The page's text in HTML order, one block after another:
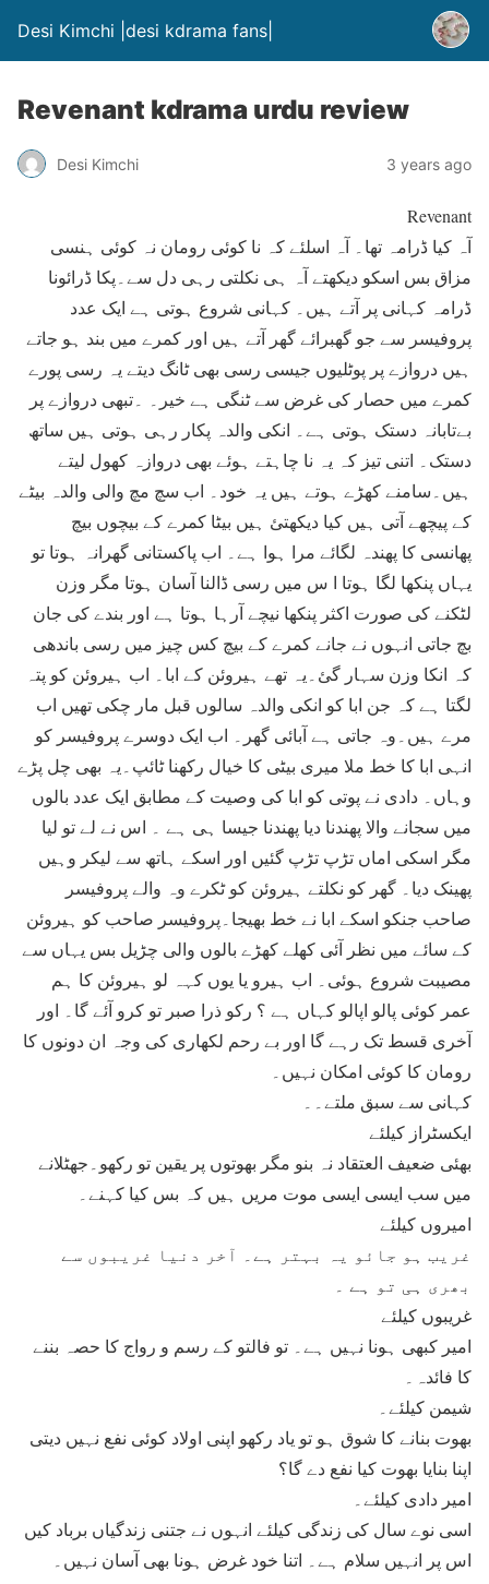
Desi Kimchi |desi kdrama fans|
Revenant kdrama urdu review
Desi Kimchi 3 years ago
Revenant
آہ کیا ڈرامہ تھا۔ آہ اسلئے کہ نا کوئی رومان نہ کوئی ہنسی
مزاق بس اسکو دیکھتے آہ ہی نکلتی رہی دل سے۔پکا ڈرائونا
ڈرامہ کہانی پر آتے ہیں۔ کہانی شروع ہوتی ہے ایک عدد
پروفیسر سے جو گھبرائے گھر آتے ہیں اور کمرے میں بند ہو جاتے
ہیں دروازے پر پوٹلیوں جیسی رسی بھی ٹانگ دیتے یہ رسی پورے
کمرے میں حصار کی غرض سے ٹنگی ہے خیر۔ ۔تبھی دروازے پر
بےتابانہ دستک ہوتی ہے۔ انکی والدہ پکار رہی ہوتی ہیں ساتھ
دستک۔ اتنی تیز کہ یہ نا چاہتے ہوئے بھی دروازہ کھول لیتے
ہیں۔سامنے کھڑے ہوتے ہیں یہ خود۔ اب سچ مچ والی والدہ بیٹے
کے پیچھے آتی ہیں کیا دیکھتئ ہیں بیٹا کمرے کے بیچوں بیچ
پھانسی کا پھندہ لگائے مرا ہوا ہے۔ اب پاکستانی گھرانہ ہوتا تو
یہاں پنکھا لگا ہوتا ا س میں رسی ڈالنا آسان ہوتا مگر وزن
لٹکنے کی صورت اکثر پنکھا نیچے آرہا ہوتا ہے اور بندے کی جان
بچ جاتی انہوں نے جانے کمرے کے بیچ کس چیز میں رسی باندھی
کہ انکا وزن سہار گئ۔یہ تھے ہیروئن کے ابا۔ اب ہیروئن کو پتہ
لگتا ہے کہ جن ابا کو انکی والدہ سالوں قبل مار چکی تھیں اب
مرے ہیں۔وہ جاتی ہے آبائی گھر۔ اب ایک دوسرے پروفیسر کو
انہی ابا کا خط ملا میری بیٹی کا خیال رکھنا ٹائپ۔یہ بھی چل پڑے
وہاں۔ دادی نے پوتی کو ابا کی وصیت کے مطابق ایک عدد بالوں
میں سجانے والا پھندنا دیا پھندنا جیسا ہی ہے ۔ اس نے لے تو لیا
مگر اسکی اماں تڑپ تڑپ گئیں اور اسکے ہاتھ سے لیکر وہیں
پھینک دیا۔ گھر کو نکلتے ہیروئن کو ٹکرے وہ والے پروفیسر
صاحب جنکو اسکے ابا نے خط بھیجا۔پروفیسر صاحب کو ہیروئن
کے سائے میں نظر آئی کھلے کھڑے بالوں والی چڑیل بس یہاں سے
مصیبت شروع ہوئی۔ اب ہیرو یا یوں کہہ لو ہیروئن کا ہم
عمر کوئی پالو اپالو کہاں ہے ؟ رکو ذرا صبر تو کرو آئے گا۔ اور
آخری قسط تک رہے گا اور بے رحم لکھاری کی وجہ ان دونوں کا
رومان کا کوئی امکان نہیں۔
کہانی سے سبق ملتے۔۔
ایکسٹراز کیلئے
بھئی ضعیف العتقاد نہ بنو مگر بھوتوں پر یقین تو رکھو۔جھٹلانے
میں سب ایسی ایسی موت مریں ہیں کہ بس کیا کہنے۔
امیروں کیلئے
غریب ہو جائو یہ بہتر ہے۔ آخر دنیا غریبوں سے
بھری ہی تو ہے ۔
غریبوں کیلئے
امیر کبھی ہونا نہیں ہے۔ تو فالتو کے رسم و رواج کا حصہ بننے
کا فائدہ۔
شیمن کیلئے۔
بھوت بنانے کا شوق ہو تو یاد رکھو اپنی اولاد کوئی نفع نہیں دیتی
اپنا بنایا بھوت کیا نفع دے گا؟
امیر دادی کیلئے۔
اسی نوے سال کی زندگی کیلئے انہوں نے جتنی زندگیاں برباد کیں
اس پر انہیں سلام ہے۔ اتنا خود غرض ہونا بھی آسان نہیں۔